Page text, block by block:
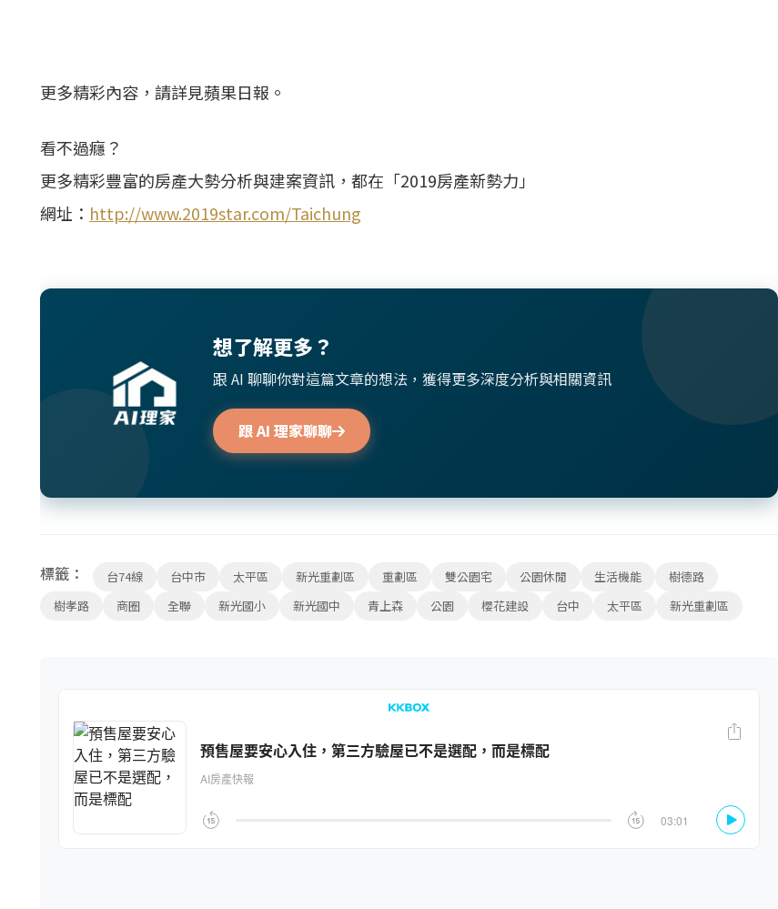
更多精彩內容，請詳見蘋果日報。
看不過癮？
更多精彩豐富的房產大勢分析與建案資訊，都在「2019房產新勢力」
網址： http://www.2019star.com/Taichung
想了解更多？
跟 AI 聊聊你對這篇文章的想法，獲得更多深度分析與相關資訊
跟 AI 理家聊聊
標籤： 台74線 台中市 太平區 新光重劃區 重劃區 雙公園宅 公園休閒 生活機能
樹德路
樹孝路
商圈 全聯 新光國小 新光國中 青上森 公園 櫻花建設 台中 太平區 新光重劃區